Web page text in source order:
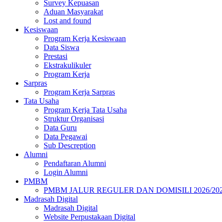
Survey Kepuasan
Aduan Masyarakat
Lost and found
Kesiswaan
Program Kerja Kesiswaan
Data Siswa
Prestasi
Ekstrakulikuler
Program Kerja
Sarpras
Program Kerja Sarpras
Tata Usaha
Program Kerja Tata Usaha
Struktur Organisasi
Data Guru
Data Pegawai
Sub Descreption
Alumni
Pendaftaran Alumni
Login Alumni
PMBM
PMBM JALUR REGULER DAN DOMISILI 2026/
Madrasah Digital
Madrasah Digital
Website Perpustakaan Digital